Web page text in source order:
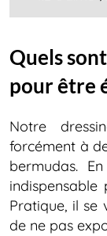
Quels
pour être
Notre
forcément à
bermudas.
Pratique, il se
de ne pas